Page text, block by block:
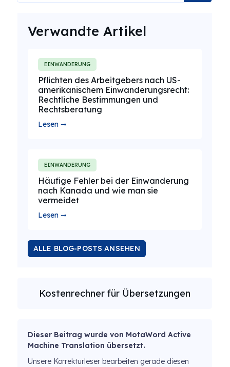
Verwandte Artikel
EINWANDERUNG
Pflichten des Arbeitgebers nach US-
amerikanischem Einwanderungsrecht:
Rechtliche Bestimmungen und
Rechtsberatung
Lesen ➞
EINWANDERUNG
Häufige Fehler bei der Einwanderung
nach Kanada und wie man sie
vermeidet
Lesen ➞
ALLE BLOG-POSTS ANSEHEN
Kostenrechner für Übersetzungen
Dieser Beitrag wurde von MotaWord Active
Machine Translation übersetzt.
Unsere Korrekturleser bearbeiten gerade diesen